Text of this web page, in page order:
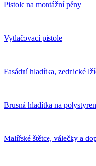
Pistole na montážní pěny
Vytlačovací pistole
Fasádní hladítka, zednické
Brusná hladítka na polystyren
Malířské štětce, válečky a